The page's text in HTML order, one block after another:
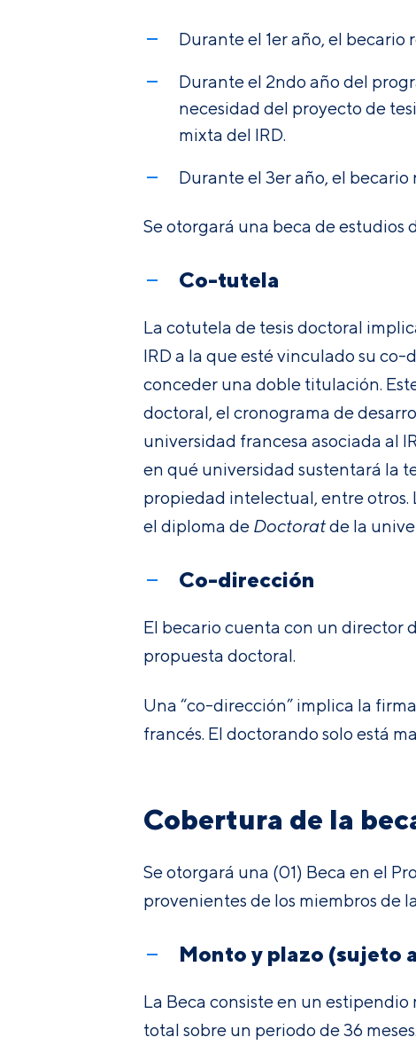
Durante el 1eraño, el becario
Durante el 2ndo año del
necesidad del proyecto de
mixta del IRD.
Durante el 3eraño, el becario
Se otorgará una beca de estudios
Co-tutela
La cotutela de tesis doctoral
IRD a la que esté vinculado su
conceder una doble titulación.
doctoral, el cronograma de
universidad francesa asociada al
en qué universidad sustentará la
propiedad intelectual, entre
el diploma de Doctoratde la
Co-dirección
El becario cuenta con un director
propuesta doctoral.
Una “co-dirección” implica la
francés. El doctorando solo está
Cobertura de la
Se otorgará una (01) Beca en el
provenientes de los miembros de
Monto y plazo (sujeto
La Beca consiste en un
total sobre un periodo de 36